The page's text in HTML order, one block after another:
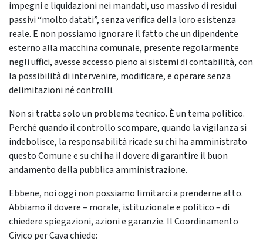
impegni e liquidazioni nei mandati, uso massivo di residui
passivi “molto datati”, senza verifica della loro esistenza
reale. E non possiamo ignorare il fatto che un dipendente
esterno alla macchina comunale, presente regolarmente
negli uffici, avesse accesso pieno ai sistemi di contabilità, con
la possibilità di intervenire, modificare, e operare senza
delimitazioni né controlli.
Non si tratta solo un problema tecnico. È un tema politico.
Perché quando il controllo scompare, quando la vigilanza si
indebolisce, la responsabilità ricade su chi ha amministrato
questo Comune e su chi ha il dovere di garantire il buon
andamento della pubblica amministrazione.
Ebbene, noi oggi non possiamo limitarci a prenderne atto.
Abbiamo il dovere – morale, istituzionale e politico – di
chiedere spiegazioni, azioni e garanzie. Il Coordinamento
Civico per Cava chiede: